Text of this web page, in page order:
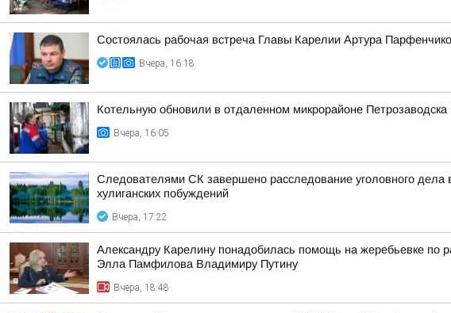
Состоялась рабочая встреча Главы Карелии Артура
Вчера, 16:18
Котельную обновили в отдаленном микрорайоне Петрозаводска
Вчера, 16:05
Следователями СК завершено расследование уголовного
хулиганских побуждений
Вчера, 17:22
Александру Карелину понадобилась помощь на жеребьевке по
Элла Памфилова Владимиру Путину
Вчера, 18:48